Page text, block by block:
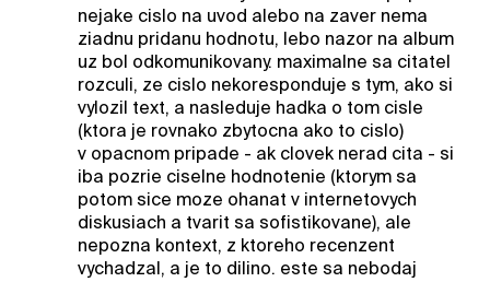
nejake cislo na uvod alebo na zaver nema
ziadnu pridanu hodnotu, lebo nazor na album
uz bol odkomunikovany. maximalne sa citatel
rozculi, ze cislo nekoresponduje s tym, ako si
vylozil text, a nasleduje hadka o tom cisle
(ktora je rovnako zbytocna ako to cislo)
v opacnom pripade - ak clovek nerad cita - si
iba pozrie ciselne hodnotenie (ktorym sa
potom sice moze ohanat v internetovych
diskusiach a tvarit sa sofistikovane), ale
nepozna kontext, z ktoreho recenzent
vychadzal, a je to dilino. este sa nebodaj